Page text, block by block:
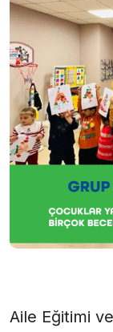
Aile Eğitimi